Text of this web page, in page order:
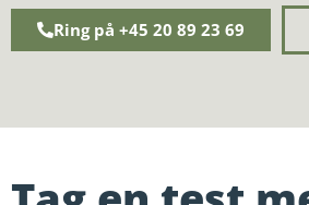
Ring på +45 20 89 23 69